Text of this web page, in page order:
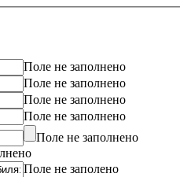
Поле не заполнено
Поле не заполнено
Поле не заполнено
Поле не заполнено
Поле не заполнено
Поле не заполено